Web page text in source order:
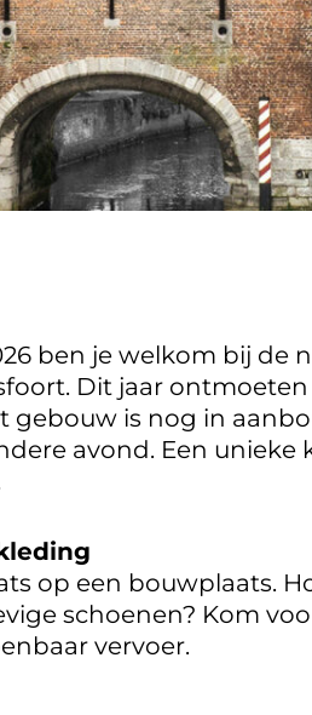
ben je welkom bij de
Dit jaar
gebouw is nog in
avond. Een unieke
op een bouwplaats.
schoenen? Kom
vervoer.